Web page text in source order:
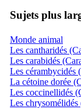
Sujets plus
Monde animal
Les cantharidés
Les carabidés
Les cérambycidés
La cétoine dorée
Les coccinellidés
Les